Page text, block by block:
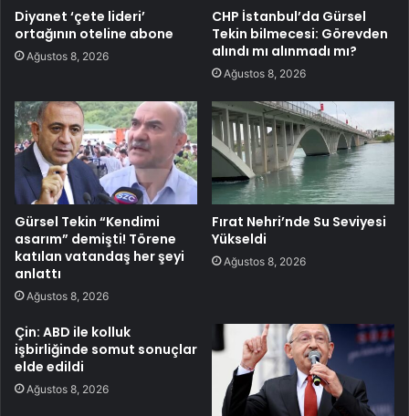
Diyanet ‘çete lideri’
ortağının oteline abone
Ağustos 8, 2026
CHP İstanbul’da Gürsel
Tekin bilmecesi: Görevden
alındı mı alınmadı mı?
Ağustos 8, 2026
Gürsel Tekin “Kendimi
asarım” demişti! Törene
katılan vatandaş her şeyi
anlattı
Ağustos 8, 2026
Fırat Nehri’nde Su Seviyesi
Yükseldi
Ağustos 8, 2026
Çin: ABD ile kolluk
işbirliğinde somut sonuçlar
elde edildi
Ağustos 8, 2026